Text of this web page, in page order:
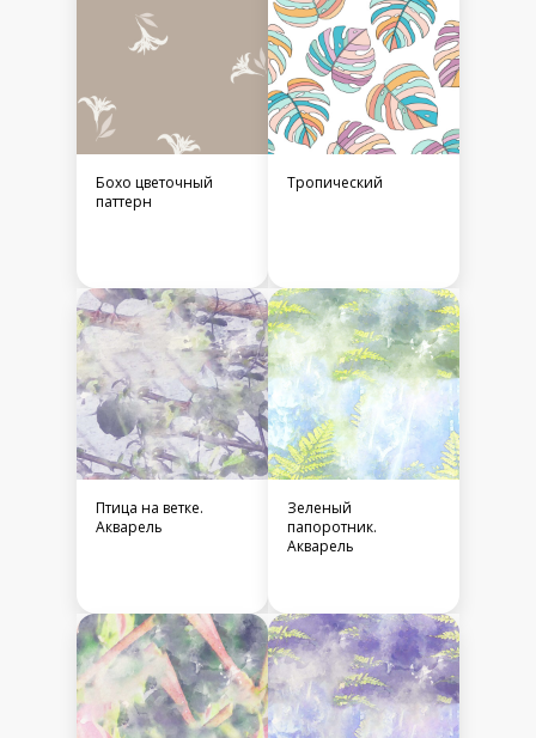
Бохо цветочный
паттерн
Тропический
Птица на ветке.
Акварель
Зеленый
папоротник.
Акварель